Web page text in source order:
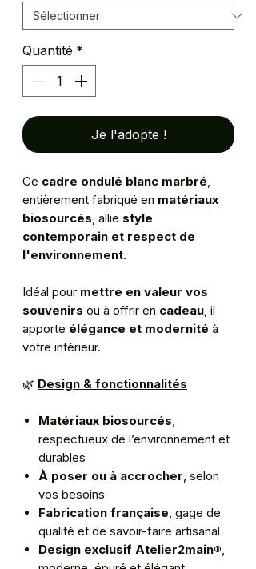
Quantité *
Je l'adopte !
Ce cadre ondulé blanc marbré,
entièrement fabriqué en matériaux
biosourcés, allie style
contemporain et respect de
l'environnement.
Idéal pour mettre en valeur vos
souvenirs ou à offrir en cadeau, il
apporte élégance et modernité à
votre intérieur.
🌿 Design & fonctionnalités
Matériaux biosourcés,
respectueux de l’environnement et
durables
À poser ou à accrocher, selon
vos besoins
Fabrication française, gage de
qualité et de savoir-faire artisanal
Design exclusif Atelier2main®,